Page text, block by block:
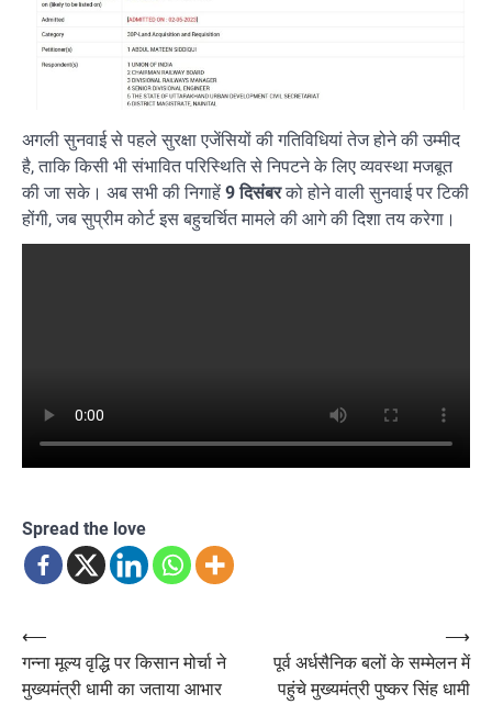
अगली सुनवाई से पहले सुरक्षा एजेंसियों की गतिविधियां तेज होने की उम्मीद
है, ताकि किसी भी संभावित परिस्थिति से निपटने के लिए व्यवस्था मजबूत
की जा सके। अब सभी की निगाहें 9 दिसंबरको होने वाली सुनवाई पर टिकी
होंगी, जब सुप्रीम कोर्ट इस बहुचर्चित मामले की आगे की दिशा तय करेगा।
Spread the love
Post
navigation
⟵
गन्ना मूल्य वृद्धि पर किसान मोर्चा ने
मुख्यमंत्री धामी का जताया आभार
पूर्व अर्धसैनिक बलों के सम्मेलन में
पहुंचे मुख्यमंत्री पुष्कर सिंह धामी
⟶